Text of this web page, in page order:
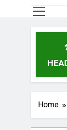
WIB
Home